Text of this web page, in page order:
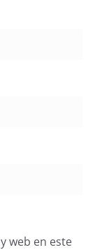
web en este